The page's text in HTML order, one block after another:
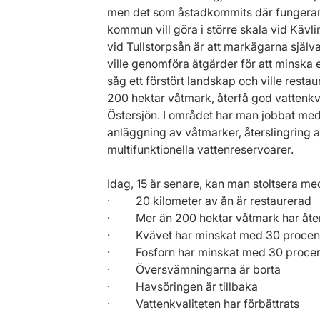
men det som åstadkommits där
kommun vill göra i större skala vid
vid Tullstorpsån är att markägarna
ville genomföra åtgärder för att minska
såg ett förstört landskap och ville
200 hektar våtmark, återfå god
Östersjön. I området har man jobbat
anläggning av våtmarker, återslingring
multifunktionella vattenreservoarer.
Idag, 15 år senare, kan man stoltsera
·         20 kilometer av ån är restaurerad
·         Mer än 200 hektar våtmark har
·         Kvävet har minskat med 30
·         Fosforn har minskat med 30
·         Översvämningarna är borta
·         Havsöringen är tillbaka
·         Vattenkvaliteten har förbättrats